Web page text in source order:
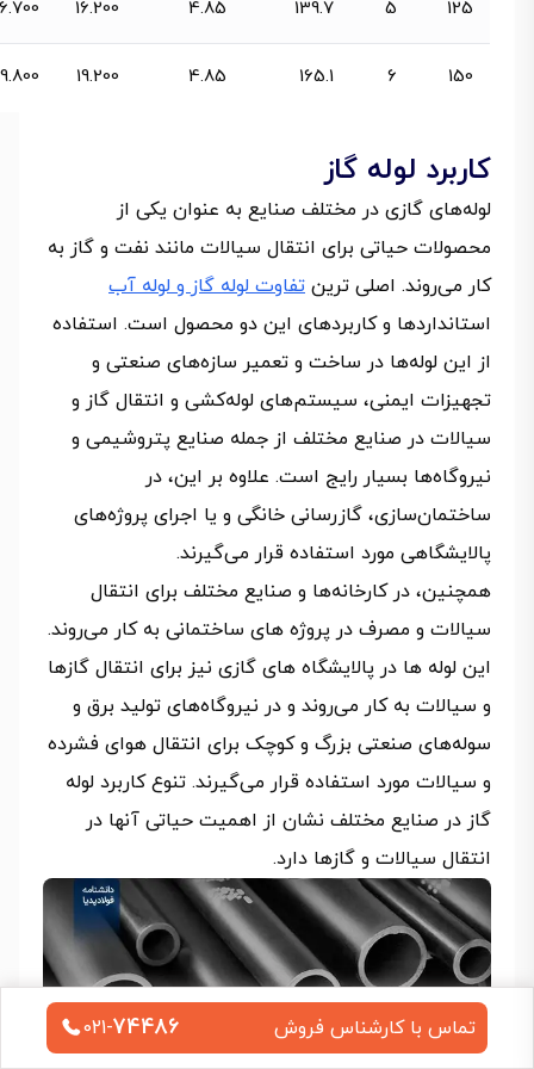
125
5
139.7
4.85
16.200
150
6
165.1
4.85
19.200
کاربرد لوله گاز
لوله‌های گازی در مختلف صنایع به عنوان یکی از
محصولات حیاتی برای انتقال سیالات مانند نفت و گاز به
کار می‌روند. اصلی ترین تفاوت لوله گاز و لوله آب
استانداردها و کاربردهای این دو محصول است. استفاده
از این لوله‌ها در ساخت و تعمیر سازه‌های صنعتی و
تجهیزات ایمنی، سیستم‌های لوله‌کشی و انتقال گاز و
سیالات در صنایع مختلف از جمله صنایع پتروشیمی و
نیروگاه‌ها بسیار رایج است. علاوه بر این، در
ساختمان‌سازی، گازرسانی خانگی و یا اجرای پروژه‌های
پالایشگاهی مورد استفاده قرار می‌گیرند.
همچنین، در کارخانه‌ها و صنایع مختلف برای انتقال
سیالات و مصرف در پروژه‌ های ساختمانی به کار می‌روند.
این لوله‌ ها در پالایشگاه‌ های گازی نیز برای انتقال گازها
و سیالات به کار می‌روند و در نیروگاه‌های تولید برق و
سوله‌های صنعتی بزرگ و کوچک برای انتقال هوای فشرده
و سیالات مورد استفاده قرار می‌گیرند. تنوع کاربرد لوله
گاز در صنایع مختلف نشان از اهمیت حیاتی آنها در
انتقال سیالات و گازها دارد.
تماس با کارشناس فروش 021-74486